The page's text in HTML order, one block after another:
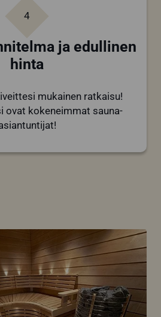
4
ja edullinen
hinta
mukainen ratkaisu!
ovat kokeneimmat sauna-